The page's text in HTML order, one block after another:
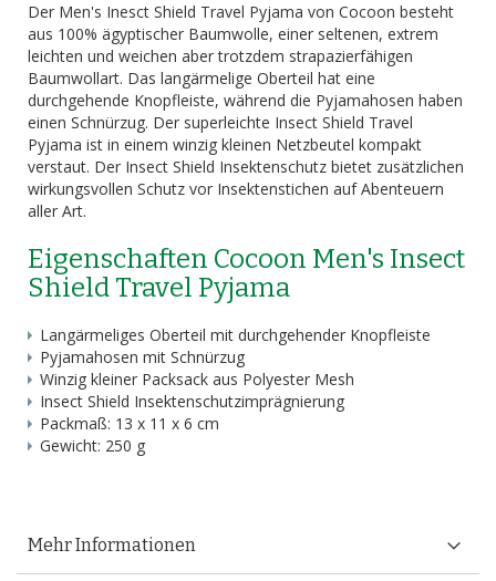
Der Men's Inesct Shield Travel Pyjama von Cocoon besteht
aus 100% ägyptischer Baumwolle, einer seltenen, extrem
leichten und weichen aber trotzdem strapazierfähigen
Baumwollart. Das langärmelige Oberteil hat eine
durchgehende Knopfleiste, während die Pyjamahosen haben
einen Schnürzug. Der superleichte Insect Shield Travel
Pyjama ist in einem winzig kleinen Netzbeutel kompakt
verstaut. Der Insect Shield Insektenschutz bietet zusätzlichen
wirkungsvollen Schutz vor Insektenstichen auf Abenteuern
aller Art.
Eigenschaften Cocoon Men's Insect
Shield Travel Pyjama
Langärmeliges Oberteil mit durchgehender Knopfleiste
Pyjamahosen mit Schnürzug
Winzig kleiner Packsack aus Polyester Mesh
Insect Shield Insektenschutzimprägnierung
Packmaß: 13 x 11 x 6 cm
Gewicht: 250 g
Mehr Informationen